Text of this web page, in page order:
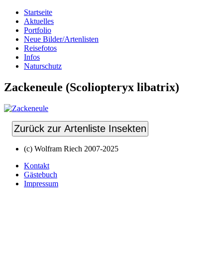
Startseite
Aktuelles
Portfolio
Neue Bilder/Artenlisten
Reisefotos
Infos
Naturschutz
Zackeneule (Scoliopteryx libatrix)
Zurück zur Artenliste Insekten
(c) Wolfram Riech 2007-2025
Kontakt
Gästebuch
Impressum